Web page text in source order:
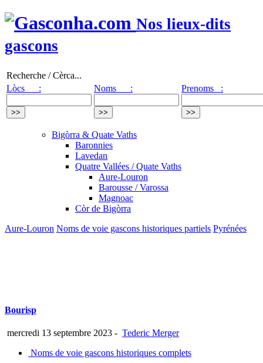
Nos lieux-dits
gascons
Recherche / Cèrca...
Lòcs :
Noms : Prenoms :
Bigòrra & Quate Vaths
Baronnies
Lavedan
Quatre Vallées / Quate Vaths
Aure-Louron
Barousse / Varossa
Magnoac
Còr de Bigòrra
Aure-Louron Noms de voie gascons historiques partiels Pyrénées
Bourisp
mercredi 13 septembre 2023 - Tederic Merger
Noms de voie gascons historiques complets